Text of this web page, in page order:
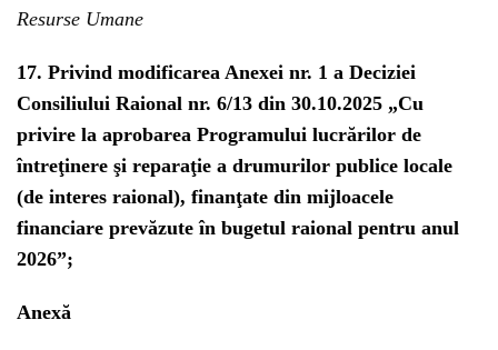
Resurse Umane
17. Privind modificarea Anexei nr. 1 a Deciziei
Consiliului Raional nr. 6/13 din 30.10.2025 „Cu
privire la aprobarea Programului lucrărilor de
întreţinere şi reparaţie a drumurilor publice locale
(de interes raional), finanţate din mijloacele
financiare prevăzute în bugetul raional pentru anul
2026”;
Anexă